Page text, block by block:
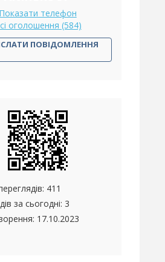
Показати телефон
оголошення (584)
ПОВІДОМЛЕННЯ
411
за сьогодні: 3
17.10.2023